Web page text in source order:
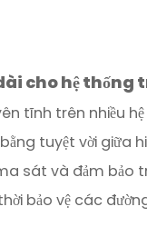
cho hệ thống
tĩnh trên nhiều
tuyệt vời giữa
sát và đảm bảo
bảo vệ các